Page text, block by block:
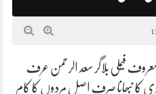
فیملی بلاگر سعد الرحمن عرف
کا نبھانا صرف اصل مردوں کا کام